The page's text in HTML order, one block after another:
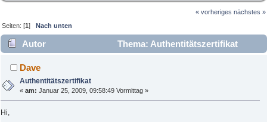
« vorheriges nächstes »
Seiten: [1]Nach unten
Autor
Thema: Authentitätszertifikat
(Gelesen 4994 mal)
Dave
Authentitätszertifikat
«am: Januar 25, 2009, 09:58:49 Vormittag »
Hi,